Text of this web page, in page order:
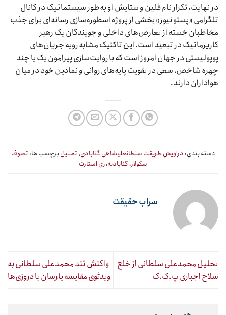
در نهایت، تکرار نام فلین و ستایش او به‌طور سیستماتیک در کانال
تلگرامی «پستو نیوز» بخشی از پروژه اسطوره‌سازی رسانه‌ای برای جذب
مخاطبان خسته از تعارض‌های داخلی و جویندگان یک رهبر
کاریزماتیک در تبعید است. این تاکتیک مشابه رویه جریان‌های
پوپولیستی در جهان امروز است که با روایت‌سازی پیرامون یک یا چند
چهره‌ شاخص، سعی در تقویت پایه‌های روانی و نمادین خود در میان
هواداران دارند.
دسته بندی: دراویش طریقت سلطانعلیشاهی گنابادی,تحلیلبرچسب ها: تصوف
سکولار، گنابادیه، ری استارت
سراب حقیقت
تحلیل محمدعلی سلطانی از خلع
سلاح اجباری پ.ک.ک
واکنش تند محمدعلی سلطانی به
ویدئوی مقایسه یارسان با دروزی‌ها